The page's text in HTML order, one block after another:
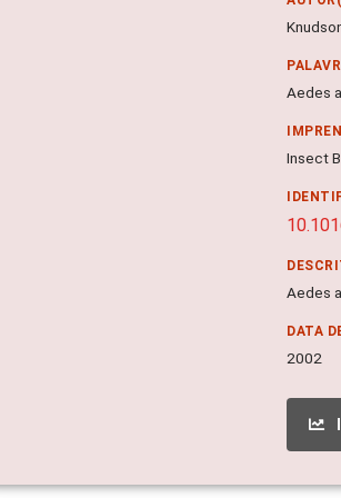
Aedes
Insect
Aedes
DATA
2002